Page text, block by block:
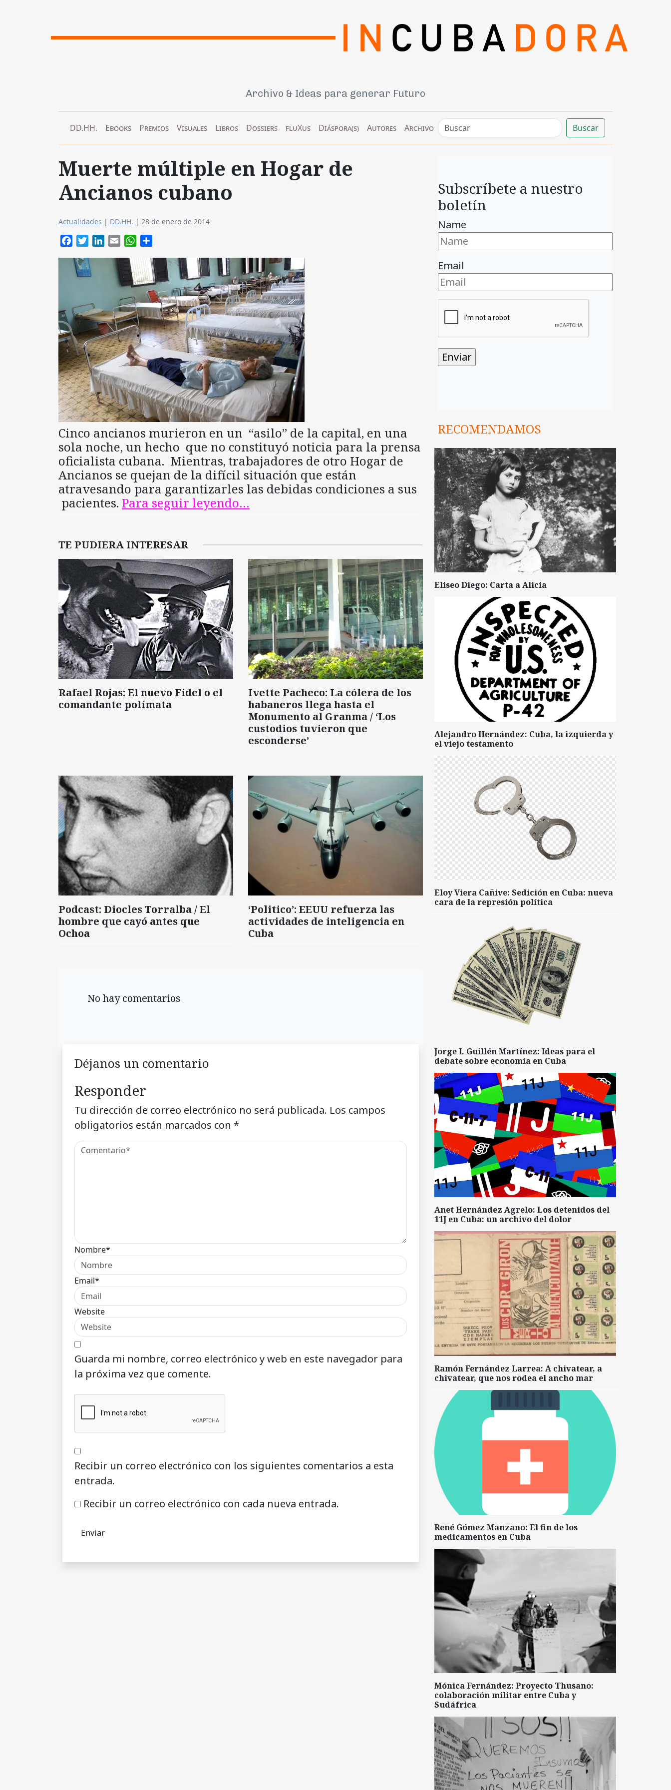
Archivo & Ideas para generar Futuro
DD.HH. Ebooks Premios Visuales Libros Dossiers fluXus Diáspora(s) Autores Archivo Buscar
Muerte múltiple en Hogar de
Ancianos cubano
Actualidades | DD.HH. | 28 de enero de 2014
FacebookTwitterLinkedIn
Email WhatsApp
Cinco ancianos murieron en un “asilo” de la capital, en una
sola noche, un hecho que no constituyó noticia para la prensa
oficialista cubana. Mientras, trabajadores de otro Hogar de
Ancianos se quejan de la difícil situación que están
atravesando para garantizarles las debidas condiciones a sus
pacientes. Para seguir leyendo…
TE PUDIERA INTERESAR
Rafael Rojas: El nuevo Fidel o el
comandante polímata
Ivette Pacheco: La cólera de los
habaneros llega hasta el
Monumento al Granma / ‘Los
custodios tuvieron que
esconderse’
Podcast: Diocles Torralba / El
hombre que cayó antes que
Ochoa
‘Politico’: EEUU refuerza las
actividades de inteligencia en
Cuba
No hay comentarios
Déjanos un comentario
Responder
Tu dirección de correo electrónico no será publicada. Los campos
obligatorios están marcados con *
Nombre*
Email*
Website
Guarda mi nombre, correo electrónico y web en este navegador para
la próxima vez que comente.
Recibir un correo electrónico con los siguientes comentarios a esta
entrada.
Recibir un correo electrónico con cada nueva entrada.
Subscríbete a nuestro
boletín
Name
Email
RECOMENDAMOS
Eliseo Diego: Carta a Alicia
Alejandro Hernández: Cuba, la izquierda y
el viejo testamento
Eloy Viera Cañive: Sedición en Cuba: nueva
cara de la represión política
Jorge I. Guillén Martínez: Ideas para el
debate sobre economía en Cuba
Anet Hernández Agrelo: Los detenidos del
11J en Cuba: un archivo del dolor
Ramón Fernández Larrea: A chivatear, a
chivatear, que nos rodea el ancho mar
René Gómez Manzano: El fin de los
medicamentos en Cuba
Mónica Fernández: Proyecto Thusano:
colaboración militar entre Cuba y
Sudáfrica